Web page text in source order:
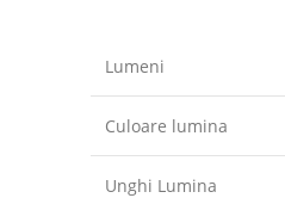
Lumeni
Culoare lumina
Unghi Lumina